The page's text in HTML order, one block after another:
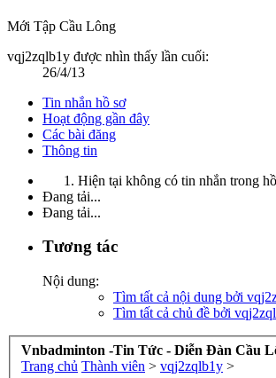
Mới Tập Cầu Lông
vqj2zqlb1y được nhìn thấy lần cuối:
26/4/13
Tin nhắn hồ sơ
Hoạt động gần đây
Các bài đăng
Thông tin
Hiện tại không có tin nhắn trong
Đang tải...
Đang tải...
Tương tác
Nội dung:
Tìm tất cả nội dung bởi
Tìm tất cả chủ đề bởi
Vnbadminton -Tin Tức - Diễn Đàn Cầu
Trang chủ Thành viên > vqj2zqlb1y >